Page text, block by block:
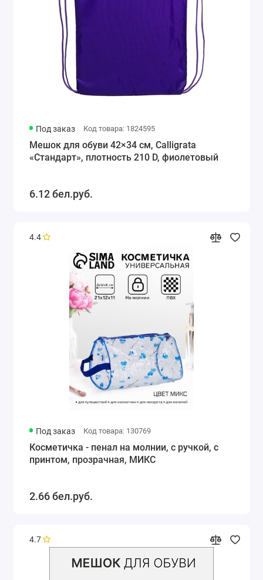
Под заказ Код товара: 1824595
Мешок для обуви 42×34 см, Calligrata
«Стандарт», плотность 210 D, фиолетовый
6.12 бел.руб.
4.4
Под заказ Код товара: 130769
Косметичка - пенал на молнии, с ручкой, с
принтом, прозрачная, МИКС
2.66 бел.руб.
4.7